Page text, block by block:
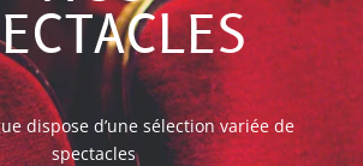
dispose d’une sélection variée de
spectacles